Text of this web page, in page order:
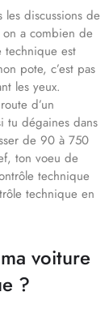
les discussions de
a combien de
technique est
pote, c’est pas
les yeux.
d’un
tu dégaines dans
de 90 à 750
ton voeu de
technique
technique en
voiture
?